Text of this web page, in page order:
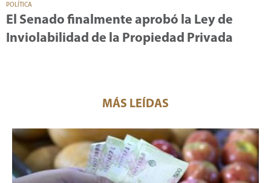
POLÍTICA
El Senado finalmente aprobó la Ley de
Inviolabilidad de la Propiedad Privada
MÁS LEÍDAS